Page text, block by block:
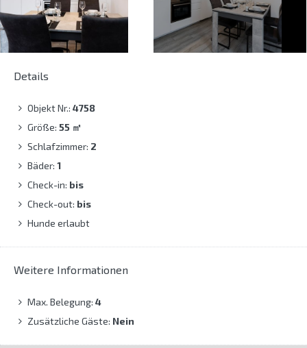
Details
Objekt Nr.: 4758
Größe: 55 ㎡
Schlafzimmer: 2
Bäder: 1
Check-in: bis
Check-out: bis
Hunde erlaubt
Weitere Informationen
Max. Belegung: 4
Zusätzliche Gäste: Nein